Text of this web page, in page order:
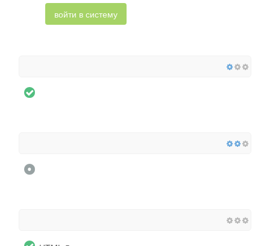
войти в систему